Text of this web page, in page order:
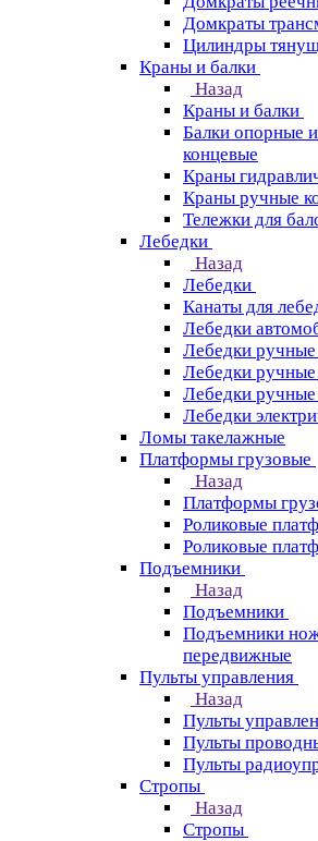
Домкраты
Цилиндры
Краны и балки
Назад
Краны и балки
Балки опорные
концевые
Краны
Краны ручные
Тележки для
Лебедки
Назад
Лебедки
Канаты для
Лебедки
Лебедки
Лебедки
Лебедки
Лебедки
Ломы такелажные
Платформы грузовые
Назад
Платформы
Роликовые
Роликовые
Подъемники
Назад
Подъемники
Подъемники
передвижные
Пульты управления
Назад
Пульты
Пульты
Пульты
Стропы
Назад
Стропы